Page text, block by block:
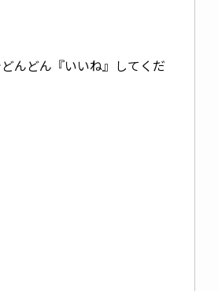
んどん『いいね』してくだ